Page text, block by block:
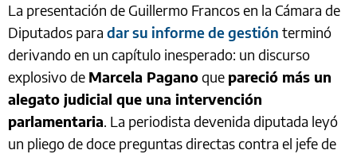
La presentación de Guillermo Francos en la Cámara de
Diputados para dar su informe de gestión terminó
derivando en un capítulo inesperado: un discurso
explosivo de Marcela Paganoque pareció más un
alegato judicial que una intervención
parlamentaria. La periodista devenida diputada leyó
un pliego de doce preguntas directas contra el jefe de